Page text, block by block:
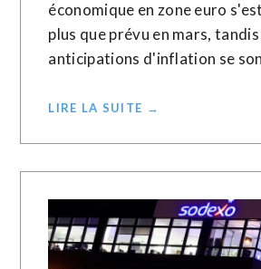
économique en zone euro
plus que prévu en mars, tandis
anticipations d'inflation ​se
LIRE LA SUITE →